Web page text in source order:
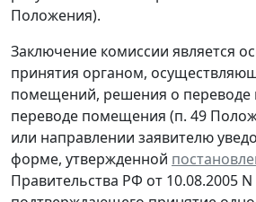
Положения).
Заключение комиссии является
принятия органом,
помещений, решения о переводе
переводе помещения (п. 49
или направлении заявителю
форме, утвержденной
Правительства РФ от 10.08.2005